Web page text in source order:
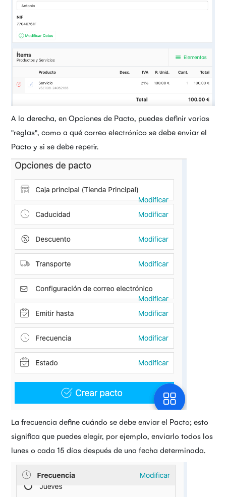
A la derecha, en Opciones de Pacto, puedes definir varias
"reglas", como a qué correo electrónico se debe enviar el
Pacto y si se debe repetir.
La frecuencia define cuándo se debe enviar el Pacto; esto
significa que puedes elegir, por ejemplo, enviarlo todos los
lunes o cada 15 días después de una fecha determinada.